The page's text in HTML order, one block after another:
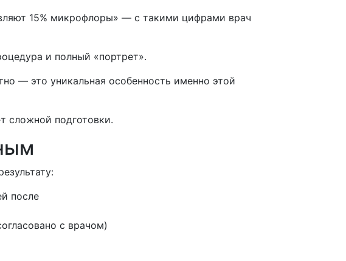
15% микрофлоры» — с такими цифрами врач
и полный «портрет».
— это уникальная особенность именно этой
сложной подготовки.
после
с врачом)